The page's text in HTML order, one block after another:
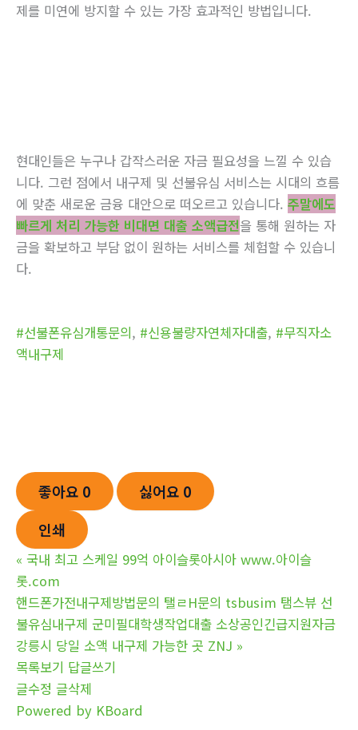
제를 미연에 방지할 수 있는 가장 효과적인 방법입니다.
현대인들은 누구나 갑작스러운 자금 필요성을 느낄 수 있습
니다. 그런 점에서 내구제 및 선불유심 서비스는 시대의 흐름
에 맞춘 새로운 금융 대안으로 떠오르고 있습니다. 주말에도
빠르게 처리 가능한 비대면 대출 소액급전을 통해 원하는 자
금을 확보하고 부담 없이 원하는 서비스를 체험할 수 있습니
다.
#선불폰유심개통문의, #신용불량자연체자대출, #무직자소
액내구제
좋아요 0 싫어요 0
인쇄
« 국내 최고 스케일 99억 아이슬롯아시아 www.아이슬
롯.com
핸드폰가전내구제방법문의 탤ㄹH문의 tsbusim 탬스뷰 선
불유심내구제 군미필대학생작업대출 소상공인긴급지원자금
강릉시 당일 소액 내구제 가능한 곳 ZNJ »
목록보기 답글쓰기
글수정 글삭제
Powered by KBoard